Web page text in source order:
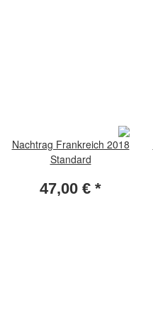
Nachtrag Frankreich 2018
Standard
47,00 € *